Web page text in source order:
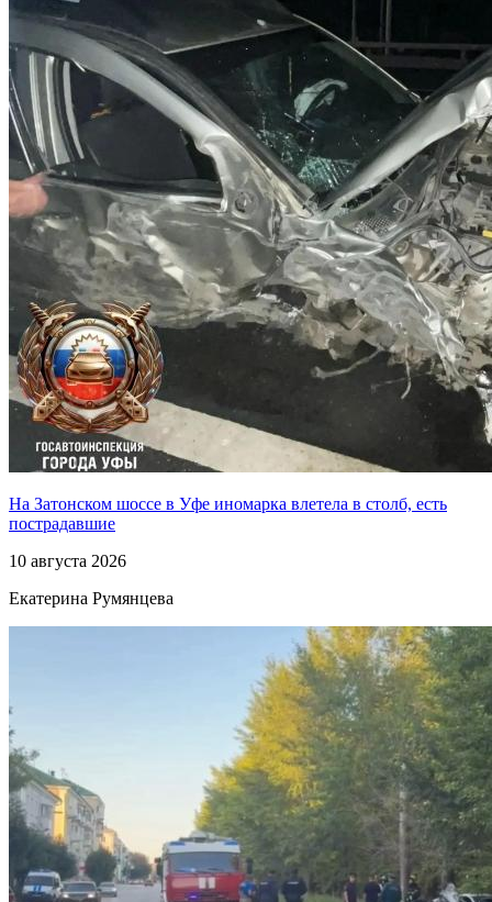
На Затонском шоссе в Уфе иномарка влетела в столб, есть
пострадавшие
10 августа 2026
Екатерина Румянцева